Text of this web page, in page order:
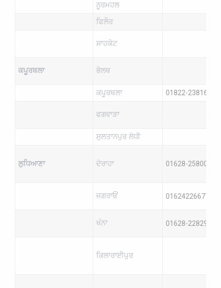
ਨੂਰਮਹਲ
ਫਿਲੌਰ
ਸ਼ਾਹਕੋਟ
ਕਪੂਰਥਲਾ ਭੋਲਥ
ਕਪੂਰਥਲਾ 01822-238164
ਫਗਵਾੜਾ
ਸੁਲਤਾਨਪੁਰ ਲੋਧੀ
ਲੁਧਿਆਣਾ ਦੋਰਾਹਾ 01628-258007
ਜਗਰਾਓਂ 01624226677
ਖੰਨਾ 01628-228290
ਕਿਲਾਰਾਈਪੁਰ